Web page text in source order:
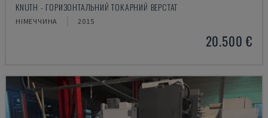
KNUTH - ГОРИЗОНТАЛЬНИЙ ТОКАРНИЙ ВЕРСТАТ
НІМЕЧЧИНА 2015
20.500 €